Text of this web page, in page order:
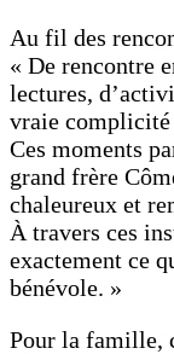
Au fil des
« De rencontre
lectures,
vraie complicité
Ces moments
grand frère
chaleureux et
À travers ces
exactement ce
bénévole. »
Pour la famille,